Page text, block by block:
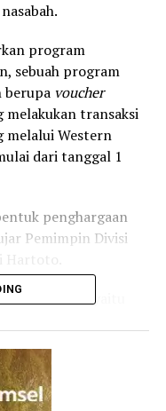
program
sebuah program
berupa voucher
melakukan transaksi
melalui Western
dari tanggal 1
penghargaan
Pemimpin Divisi
yaitu
nasabah
di seluruh jaringan